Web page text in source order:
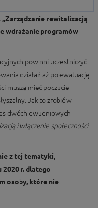
„Zarządzanie rewitalizacją
wdrażanie programów
powinni uczestniczyć
działań aż po ewaluację
muszą mieć poczucie
Jak to zrobić w
dwóch dwudniowych
i włączenie społeczności
z tej tematyki,
2020 r. dlatego
osoby, które nie